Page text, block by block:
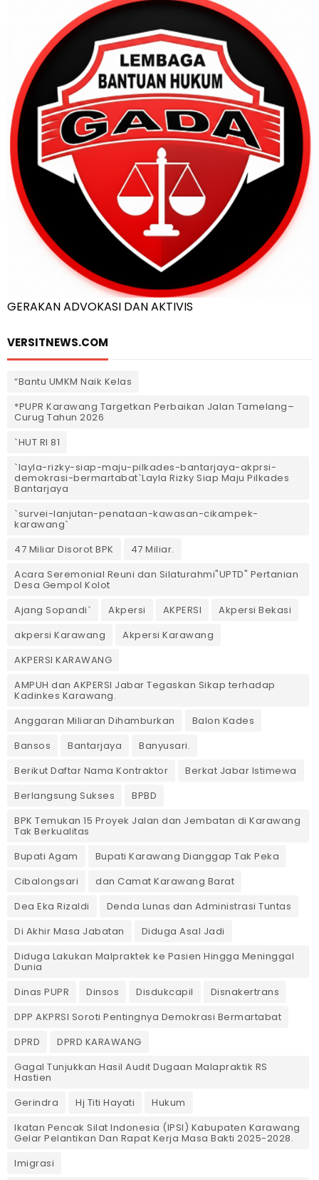
GERAKAN ADVOKASI DAN AKTIVIS
VERSITNEWS.COM
“Bantu UMKM Naik Kelas
*PUPR Karawang Targetkan Perbaikan Jalan Tamelang–
Curug Tahun 2026
`HUT RI 81
`layla-rizky-siap-maju-pilkades-bantarjaya-akprsi-
demokrasi-bermartabat`Layla Rizky Siap Maju Pilkades
Bantarjaya
`survei-lanjutan-penataan-kawasan-cikampek-
karawang`
47 Miliar Disorot BPK
47 Miliar.
Acara Seremonial Reuni dan Silaturahmi"UPTD" Pertanian
Desa Gempol Kolot
Ajang Sopandi`
Akpersi AKPERSI
Akpersi Bekasi
akpersi Karawang
Akpersi Karawang
AKPERSI KARAWANG
AMPUH dan AKPERSI Jabar Tegaskan Sikap terhadap
Kadinkes Karawang.
Anggaran Miliaran Dihamburkan
Balon Kades
Bansos
Bantarjaya
Banyusari.
Berikut Daftar Nama Kontraktor
Berkat Jabar Istimewa
Berlangsung Sukses
BPBD
BPK Temukan 15 Proyek Jalan dan Jembatan di Karawang
Tak Berkualitas
Bupati Agam
Bupati Karawang Dianggap Tak Peka
Cibalongsari
dan Camat Karawang Barat
Dea Eka Rizaldi
Denda Lunas dan Administrasi Tuntas
‎Di Akhir Masa Jabatan
Diduga Asal Jadi
Diduga Lakukan Malpraktek ke Pasien Hingga Meninggal
Dunia
Dinas PUPR
Dinsos Disdukcapil
Disnakertrans
DPP AKPRSI Soroti Pentingnya Demokrasi Bermartabat
DPRD
DPRD KARAWANG
Gagal Tunjukkan Hasil Audit Dugaan Malapraktik RS
Hastien
Gerindra
Hj Titi Hayati
Hukum
Ikatan Pencak Silat Indonesia (IPSI) Kabupaten Karawang
Gelar Pelantikan Dan Rapat Kerja Masa Bakti 2025-2028.
Imigrasi